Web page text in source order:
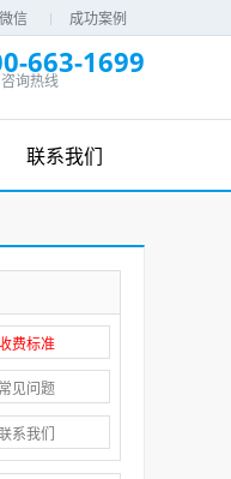
信 成功案例
663-1699
询热线
联系我们
收费标准
常见问题
系我们